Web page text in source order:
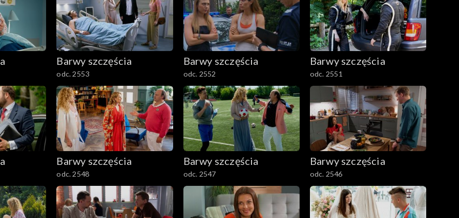
Barwy szczęścia
odc. 2553
Barwy szczęścia
odc. 2552
Barwy szczęścia
odc. 2551
Barwy szczęścia
odc. 2548
Barwy szczęścia
odc. 2547
Barwy szczęścia
odc. 2546